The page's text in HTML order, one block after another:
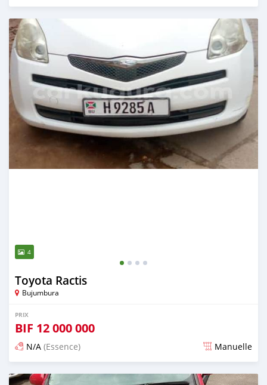
Publié il y a environ 4 ans
4
Toyota Ractis
Bujumbura
PRIX
BIF 12 000 000
N/A (Essence) Manuelle
Publié il y a environ 4 ans